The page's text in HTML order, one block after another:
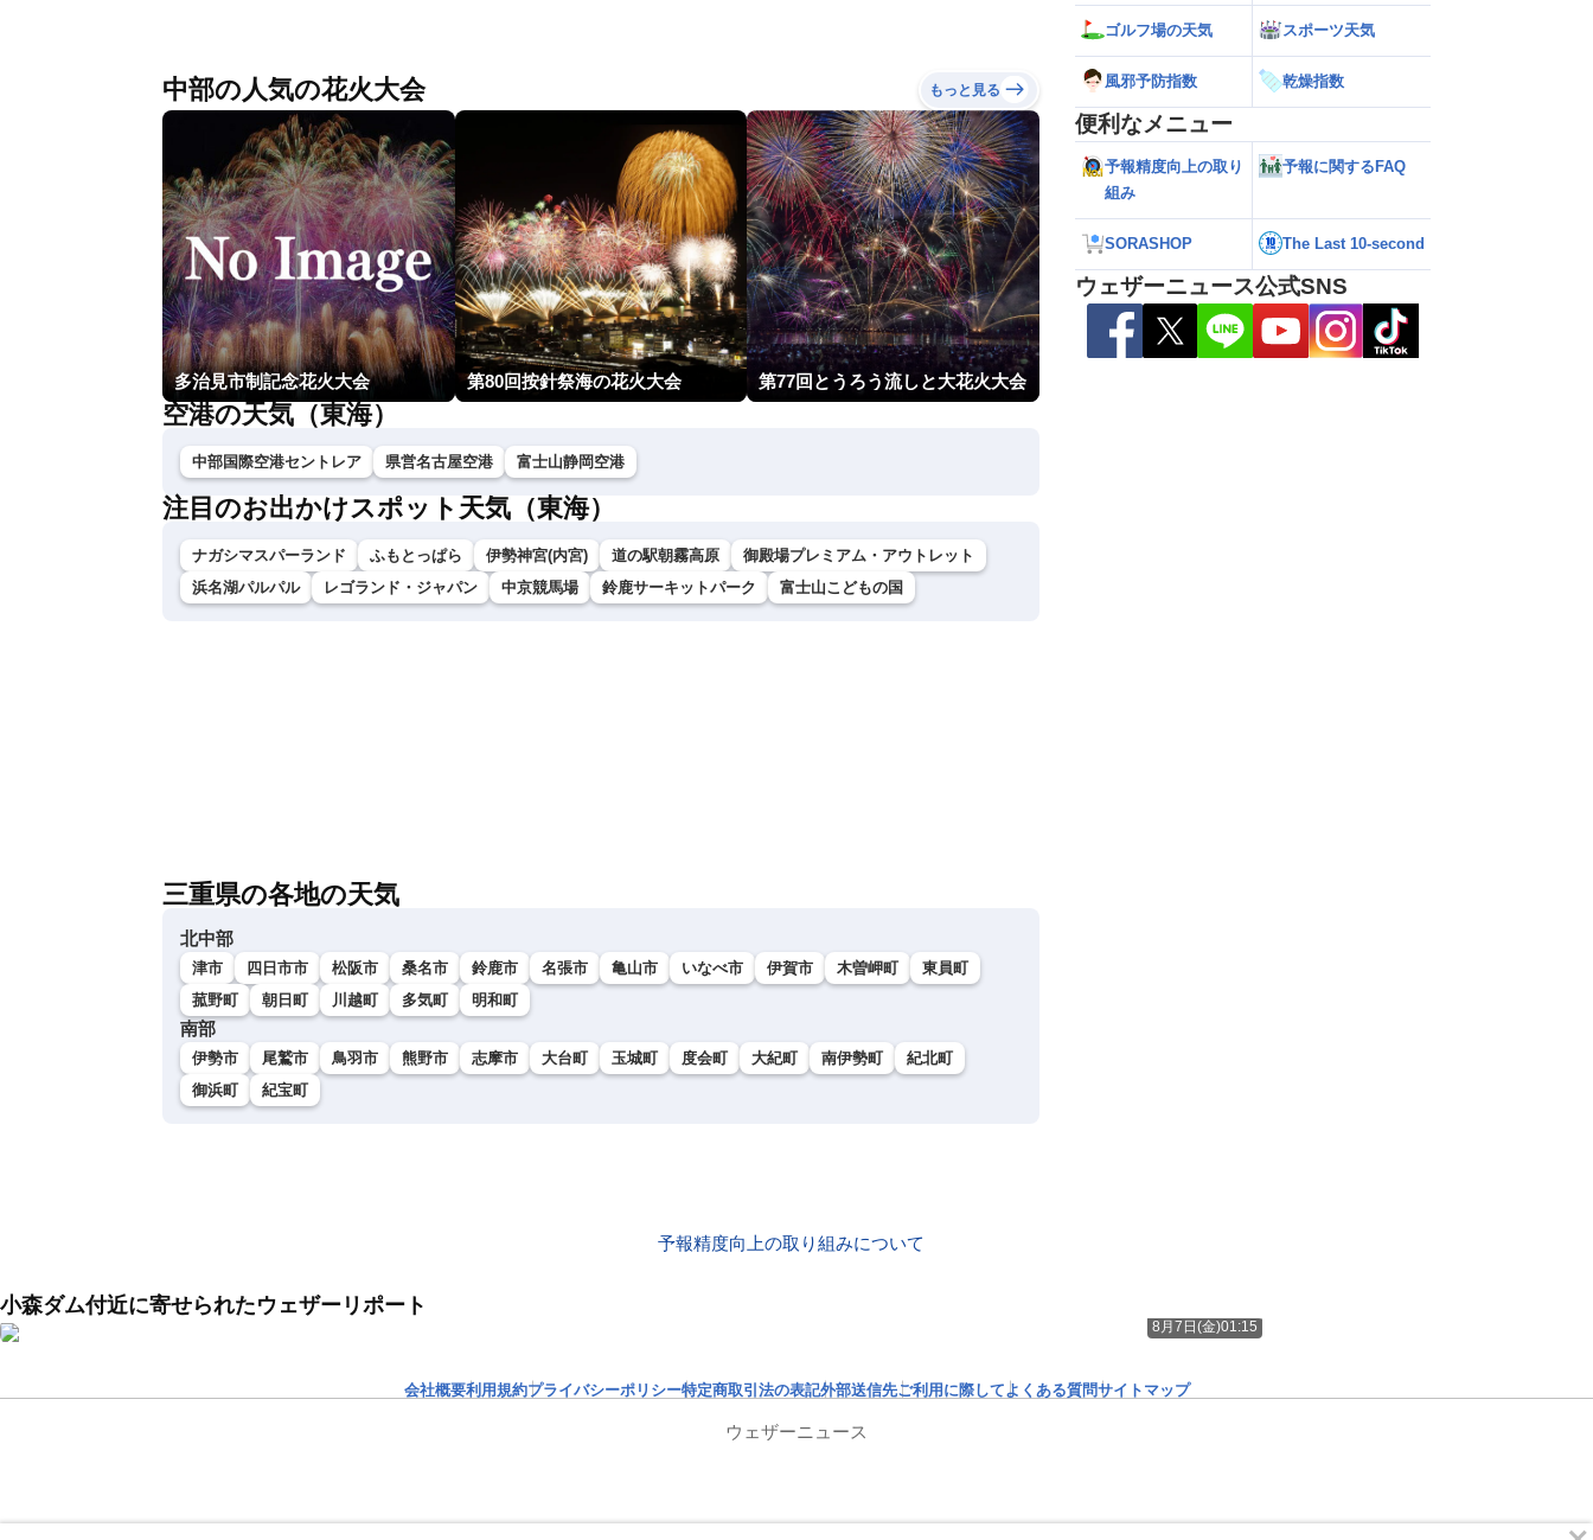
中部の人気の花火大会 もっと見る
多治見市制記念花火大会 第80回按針祭海の花火大会 第77回とうろう流しと大花火大会
空港の天気（東海）
中部国際空港セントレア 県営名古屋空港 富士山静岡空港
注目のお出かけスポット天気（東海）
ナガシマスパーランド ふもとっぱら 伊勢神宮(内宮) 道の駅朝霧高原
御殿場プレミアム・アウトレット
浜名湖パルパル
レゴランド・ジャパン 中京競馬場 鈴鹿サーキットパーク 富士山こどもの国
三重県の各地の天気
北中部
津市 四日市市 松阪市 桑名市 鈴鹿市 名張市 亀山市 いなべ市 伊賀市 木曽岬町
東員町
菰野町
朝日町 川越町 多気町 明和町
南部
伊勢市 尾鷲市 鳥羽市 熊野市 志摩市 大台町 玉城町 度会町 大紀町 南伊勢町
紀北町
御浜町
紀宝町
ゴルフ場の天気 スポーツ天気
風邪予防指数 乾燥指数
便利なメニュー
予報精度向上の取り
組み
予報に関するFAQ
SORASHOP The Last 10-second
ウェザーニュース公式SNS
予報精度向上の取り組みについて
小森ダム付近に寄せられたウェザーリポート
8月7日(金)01:15
会社概要利用規約プライバシーポリシー特定商取引法の表記外部送信先ご利用に際してよくある質問サイトマップ
ウェザーニュース